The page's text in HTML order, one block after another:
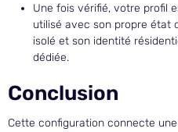
Une fois vérifié, votre profil
utilisé avec son propre état
isolé et son identité
dédiée.
Conclusion
Cette configuration connecte